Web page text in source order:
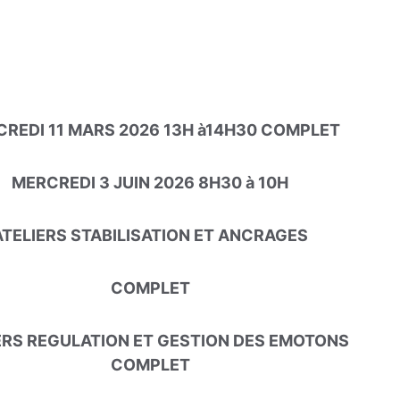
11 MARS 2026 13H à14H30 COMPLET
MERCREDI 3 JUIN 2026 8H30 à 10H
STABILISATION ET ANCRAGES
COMPLET
REGULATION ET GESTION DES EMOTONS
COMPLET